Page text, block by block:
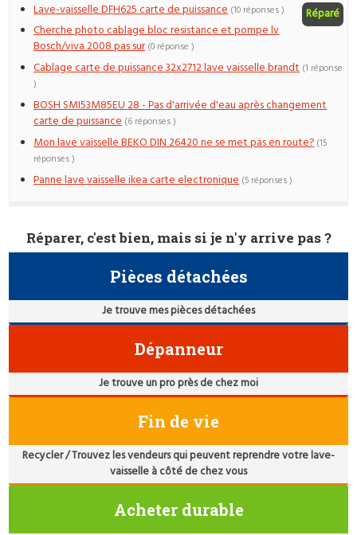
Lave-vaisselle DFH625 carte de puissance
Réparé
(10 réponses )
Cherche photo cablage bloc resistance et pompe lv
Bosch/viva 2008 pas sur (0 réponse )
Cablage carte de puissance 32x2712 lave vaisselle brandt (1 réponse
)
BOSH SMI53M85EU 28 - Pas d'arrivée d'eau après changement
carte de puissance (6 réponses )
Mon lave vaisselle BEKO DIN 26420 ne se met pas en route? (15
réponses )
Panne lave vaisselle ikea carte electronique (5 réponses )
Réparer, c'est bien, mais si je n'y arrive pas ?
Pièces détachées
Je trouve mes pièces détachées
Dépanneur
Je trouve un pro près de chez moi
Fin de vie
Recycler / Trouvez les vendeurs qui peuvent reprendre votre lave-
vaisselle à côté de chez vous
Acheter durable